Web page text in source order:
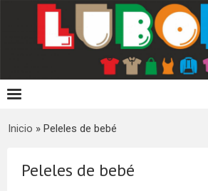
Inicio » Peleles de bebé
Peleles de bebé